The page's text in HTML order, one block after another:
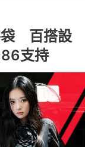
袋 百搭設
支持